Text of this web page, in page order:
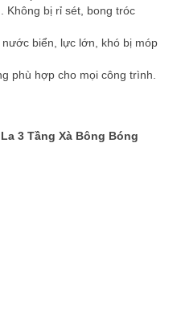
Không bị rỉ sét, bong tróc
biển, lực lớn, khó bị móp
phù hợp cho mọi công trình.
3 Tầng Xà Bông Bóng